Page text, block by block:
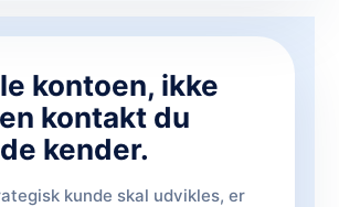
kontoen, ikke
kontakt du
kender.
kunde skal udvikles, er